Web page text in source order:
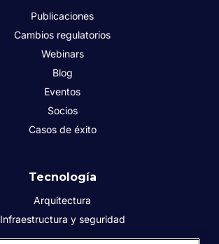
Publicaciones
Cambios regulatorios
Webinars
Blog
Eventos
Socios
Casos de éxito
Tecnología
Arquitectura
Infraestructura y seguridad